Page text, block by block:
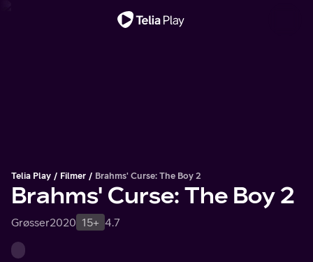
Telia Play Filmer Brahms' Curse: The Boy 2
Brahms' Curse: The Boy 2
Grøsser2020 15+ 4.7